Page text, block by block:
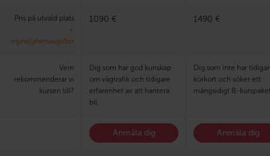
Pris på utvald plats
+
myndighetsavgifter
1090 € 1490 €
Vem
rekommenderar vi
kursen till?
Dig som har god kunskap
om vägtrafik och tidigare
erfarenhet av att hantera
bil.
Dig som inte har
körkort och söker ett
mångsidigt B-
Anmäla dig Anmäla dig